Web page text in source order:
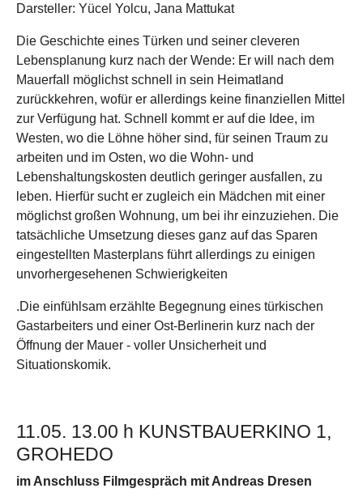
Darsteller: Yücel Yolcu, Jana Mattukat
Die Geschichte eines Türken und seiner cleveren
Lebensplanung kurz nach der Wende: Er will nach dem
Mauerfall möglichst schnell in sein Heimatland
zurückkehren, wofür er allerdings keine finanziellen Mittel
zur Verfügung hat. Schnell kommt er auf die Idee, im
Westen, wo die Löhne höher sind, für seinen Traum zu
arbeiten und im Osten, wo die Wohn- und
Lebenshaltungskosten deutlich geringer ausfallen, zu
leben. Hierfür sucht er zugleich ein Mädchen mit einer
möglichst großen Wohnung, um bei ihr einzuziehen. Die
tatsächliche Umsetzung dieses ganz auf das Sparen
eingestellten Masterplans führt allerdings zu einigen
unvorhergesehenen Schwierigkeiten
.Die einfühlsam erzählte Begegnung eines türkischen
Gastarbeiters und einer Ost-Berlinerin kurz nach der
Öffnung der Mauer - voller Unsicherheit und
Situationskomik.
11.05. 13.00 h KUNSTBAUERKINO 1,
GROHEDO
im Anschluss Filmgespräch mit Andreas Dresen